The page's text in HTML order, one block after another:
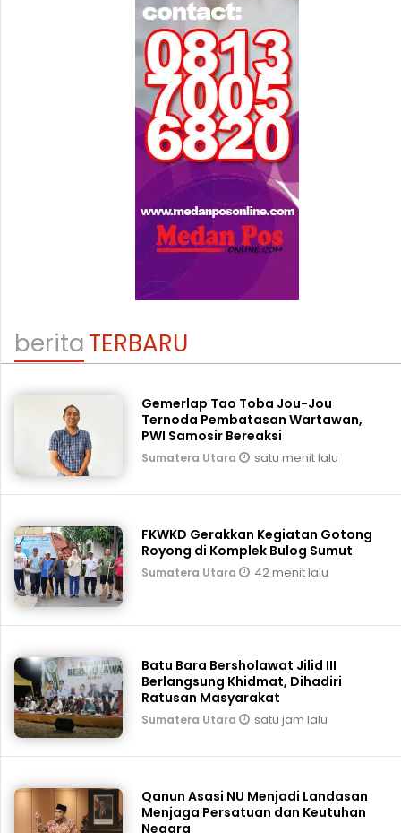
beritaTERBARU
Gemerlap Tao Toba Jou-Jou
Ternoda Pembatasan Wartawan,
PWI Samosir Bereaksi
Sumatera Utara satu menit lalu
FKWKD Gerakkan Kegiatan Gotong
Royong di Komplek Bulog Sumut
Sumatera Utara 42 menit lalu
Batu Bara Bersholawat Jilid III
Berlangsung Khidmat, Dihadiri
Ratusan Masyarakat
Sumatera Utara satu jam lalu
Qanun Asasi NU Menjadi Landasan
Menjaga Persatuan dan Keutuhan
Negara